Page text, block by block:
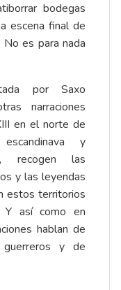
bodegas
escena final de
No es para nada
por Saxo
narraciones
en el norte de
y
recogen las
y las leyendas
estos territorios
Y así como en
hablan de
guerreros y de